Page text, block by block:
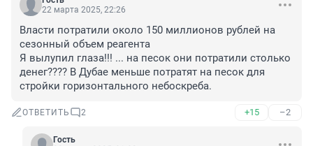
22 марта 2025, 22:26
Власти потратили около 150 миллионов рублей на
сезонный объем реагента
Я вылупил глаза!!! ... на песок они потратили столько
денег???? В Дубае меньше потратят на песок для
стройки горизонтального небоскреба.
ОТВЕТИТЬ 2 +15 –2
Гость